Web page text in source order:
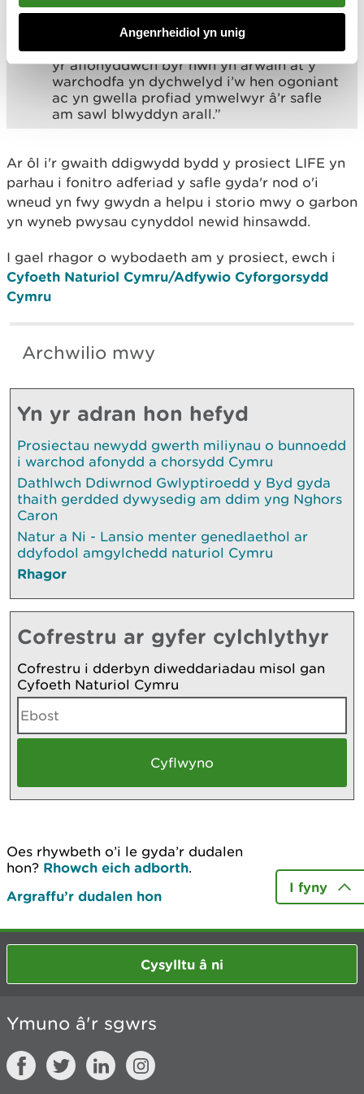
Angenrheidiol yn unig
Rheoli Tir Cyfoeth Naturiol Cymru: “Mae
miloedd o ymwelwyr yn ymweld â Chors
Caron bob blwyddyn a gobeithiwn y bydd
yr aflonyddwch byr hwn yn arwain at y
warchodfa yn dychwelyd i’w hen ogoniant
ac yn gwella profiad ymwelwyr â’r safle
am sawl blwyddyn arall.”
Ar ôl i'r gwaith ddigwydd bydd y prosiect LIFE yn
parhau i fonitro adferiad y safle gyda'r nod o'i
wneud yn fwy gwydn a helpu i storio mwy o garbon
yn wyneb pwysau cynyddol newid hinsawdd.
I gael rhagor o wybodaeth am y prosiect, ewch i
Cyfoeth Naturiol Cymru/Adfywio Cyforgorsydd
Cymru
Archwilio mwy
Yn yr adran hon hefyd
Prosiectau newydd gwerth miliynau o bunnoedd
i warchod afonydd a chorsydd Cymru
Dathlwch Ddiwrnod Gwlyptiroedd y Byd gyda
thaith gerdded dywysedig am ddim yng Nghors
Caron
Natur a Ni - Lansio menter genedlaethol ar
ddyfodol amgylchedd naturiol Cymru
Rhagor
Cofrestru ar gyfer cylchlythyr
Cofrestru i dderbyn diweddariadau misol gan
Cyfoeth Naturiol Cymru
Oes rhywbeth o’i le gyda’r dudalen
hon? Rhowch eich adborth.
Argraffu’r dudalen hon
I fyny
Cysylltu â ni
Ymuno â'r sgwrs